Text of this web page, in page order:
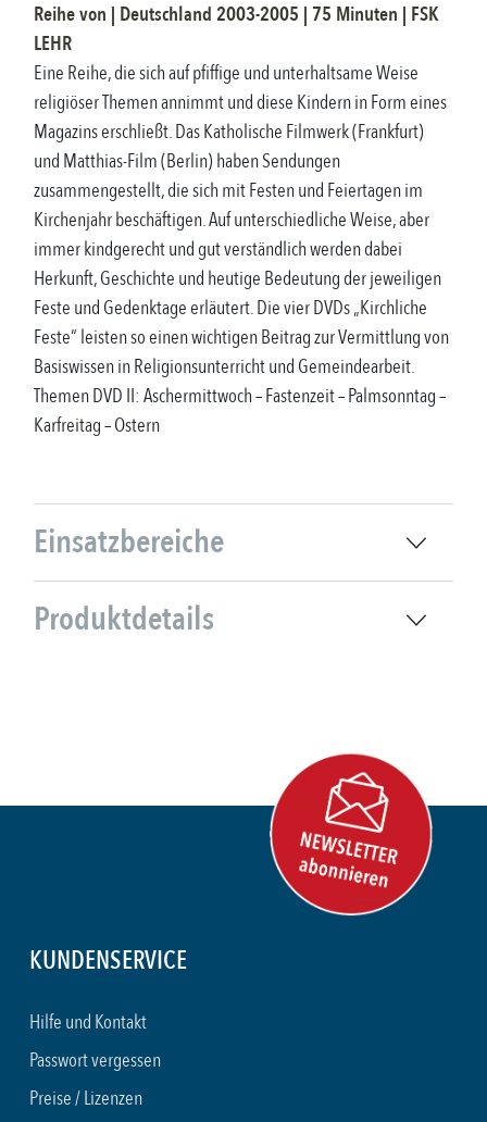
Reihevon | Deutschland 2003-2005 | 75 Minuten | FSK
LEHR
Eine Reihe, die sich auf pfiffige und unterhaltsame Weise
religiöser Themen annimmt und diese Kindern in Form eines
Magazins erschließt. Das Katholische Filmwerk (Frankfurt)
und Matthias-Film (Berlin) haben Sendungen
zusammengestellt, die sich mit Festen und Feiertagen im
Kirchenjahr beschäftigen. Auf unterschiedliche Weise, aber
immer kindgerecht und gut verständlich werden dabei
Herkunft, Geschichte und heutige Bedeutung der jeweiligen
Feste und Gedenktage erläutert. Die vier DVDs „Kirchliche
Feste“ leisten so einen wichtigen Beitrag zur Vermittlung von
Basiswissen in Religionsunterricht und Gemeindearbeit.
Themen DVD II: Aschermittwoch – Fastenzeit – Palmsonntag –
Karfreitag – Ostern
Einsatzbereiche
Produktdetails
KUNDENSERVICE
Hilfe und Kontakt
Passwort vergessen
Preise / Lizenzen